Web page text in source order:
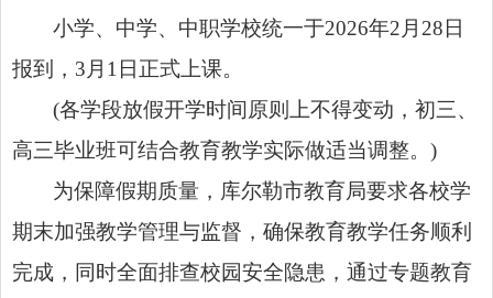
小学、中学、中职学校统一于2026年2月28日
报到，3月1日正式上课。
(各学段放假开学时间原则上不得变动，初三、
高三毕业班可结合教育教学实际做适当调整。)
为保障假期质量，库尔勒市教育局要求各校学
期末加强教学管理与监督，确保教育教学任务顺利
完成，同时全面排查校园安全隐患，通过专题教育